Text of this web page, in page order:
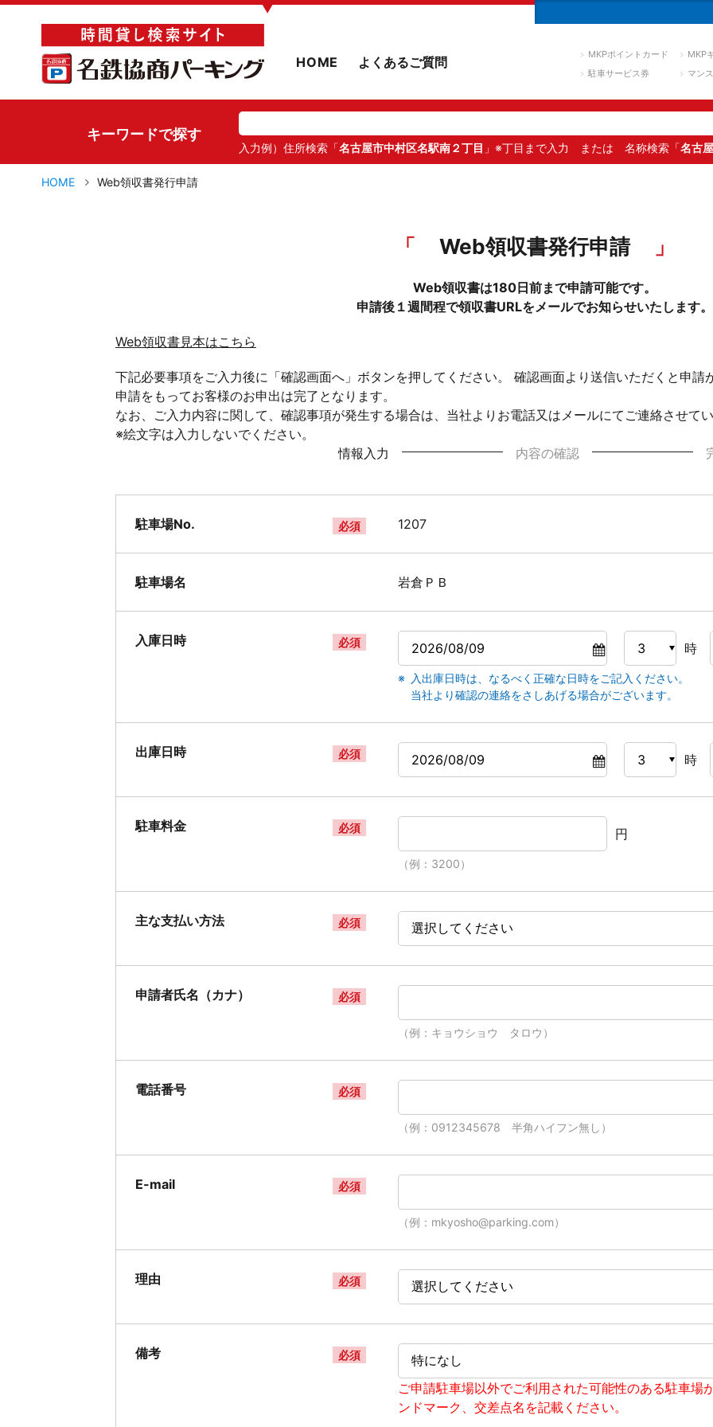
▼
HOME よくあるご質問 MKPポイントカード
MKP
駐車サービス券
マン
キーワードで探す
入力例）住所検索「名古屋市中村区名駅南２丁目 」※丁目まで入力 または 名称検索「名古
HOME Web領収書発行申請
Web領収書発行申請
Web領収書は180日前まで申請可能です。
申請後１週間程で領収書URLをメールでお知らせいたします。
Web領収書見本はこちら
下記必要事項をご入力後に「確認画面へ」ボタンを押してください。 確認画面より送信いただくと申請
申請をもってお客様のお申出は完了となります。
なお、ご入力内容に関して、確認事項が発生する場合は、当社よりお電話又はメールにてご連絡させて
※絵文字は入力しないでください。
情報入力
内容の確認
駐車場No. 必須 1207
駐車場名 岩倉ＰＢ
入庫日時 必須 時
入出庫日時は、なるべく正確な日時をご記入ください。
当社より確認の連絡をさしあげる場合がございます。
出庫日時 必須 時
駐車料金 必須 円
（例：3200）
主な支払い方法 必須
申請者氏名（カナ） 必須
（例：キョウショウ タロウ）
電話番号 必須
（例：0912345678 半角ハイフン無し）
E-mail 必須
（例：mkyosho@parking.com）
理由 必須
備考 必須
ご申請駐車場以外でご利用された可能性のある駐車場
ンドマーク、交差点名を記載ください。